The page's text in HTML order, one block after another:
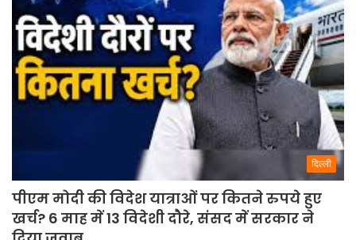
दिल्ली
पीएम मोदी की विदेश यात्राओं पर कितने रुपये हुए
खर्च? 6 माह में 13 विदेशी दौरे, संसद में सरकार ने